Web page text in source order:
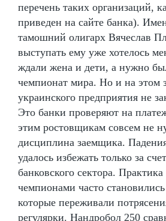
перечень таких организаций,
приведен на сайте банка).
тамошний олигарх Вячеслав
выступать ему уже хотелось
ждали жена и дети, а нужно
чемпионат мира. Но и на этом
украинского предприятия не
Это банки проверяют на
этим ростовщикам совсем не
дисциплина заемщика.
удалось избежать только за
банковского сектора.
чемпионами часто
которые переживали
регулярки. Нандробол 250